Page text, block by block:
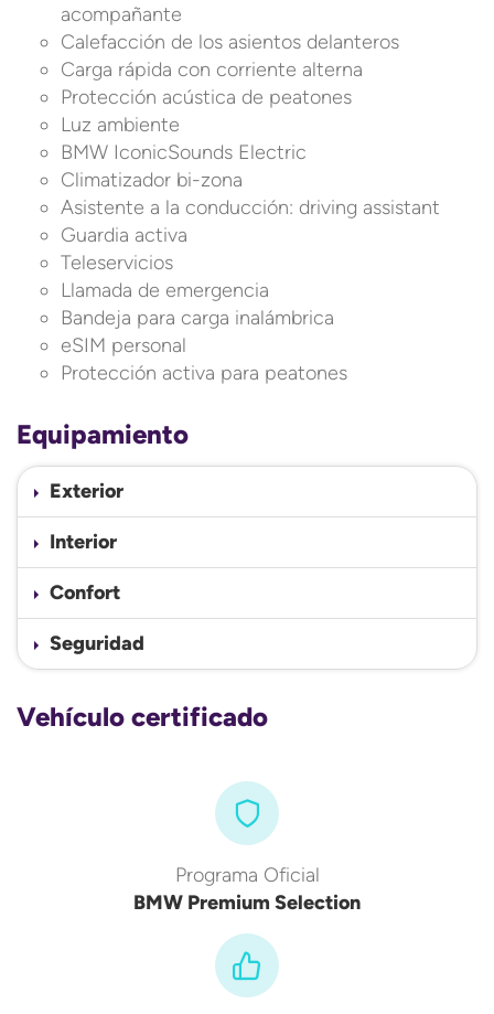
acompañante
Calefacción de los asientos delanteros
Carga rápida con corriente alterna
Protección acústica de peatones
Luz ambiente
BMW IconicSounds Electric
Climatizador bi-zona
Asistente a la conducción: driving assistant
Guardia activa
Teleservicios
Llamada de emergencia
Bandeja para carga inalámbrica
eSIM personal
Protección activa para peatones
Equipamiento
Exterior
Interior
Confort
Seguridad
Vehículo certificado
Programa Oficial
BMW Premium Selection